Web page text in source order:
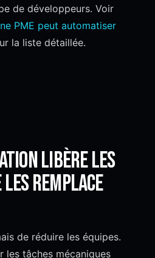
de développeurs. Voir
PME peut automatiser
la liste détaillée.
libère les
les remplace
de réduire les équipes.
les tâches mécaniques